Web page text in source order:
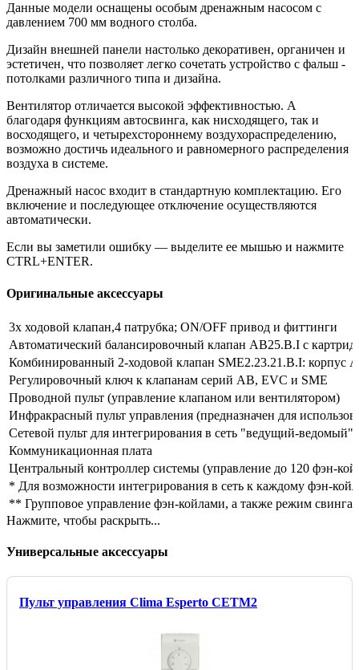
Данные модели оснащены особым дренажным насосом с
давлением 700 мм водного столба.
Дизайн внешней панели настолько декоративен, органичен и
эстетичен, что позволяет легко сочетать устройство с фальш -
потолками различного типа и дизайна.
Вентилятор отличается высокой эффективностью. А
благодаря функциям автосвинга, как нисходящего, так и
восходящего, и четырехстороннему воздухораспределению,
возможно достичь идеального и равномерного распределения
воздуха в системе.
Дренажный насос входит в стандартную комплектацию. Его
включение и последующее отключение осуществляются
автоматически.
Если вы заметили ошибку — выделите ее мышью и нажмите
CTRL+ENTER.
Оригинальные аксессуары
3х ходовой клапан,4 патрубка; ON/OFF привод и фиттинги
Автоматический балансировочный клапан AB25.B.I с
Комбинированный 2-ходовой клапан SME2.23.21.B.I: корпус
Регулировочный ключ к клапанам серий AB, EVC и SME
Проводной пульт (управление клапаном или вентилятором)
Инфракрасный пульт управления (предназначен для
Сетевой пульт для интегрирования в сеть "ведущий-
Коммуникационная плата
Центральный контроллер системы (управление до 120 фэн-
* Для возможности интегрирования в сеть к каждому фэн-
** Групповое управление фэн-койлами, а также режим
Нажмите, чтобы раскрыть...
Универсальные аксессуары
Пульт управления Clima Esperto CETM2